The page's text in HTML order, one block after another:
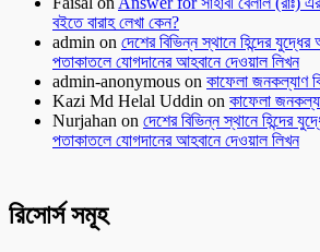
বইতে বারাহ লেখা কেন?
admin on দেশের বিভিন্ন স্থানে হিন্দের
পতাকাতলে যোগদানের আহবানে দেওয়াল লিখন
admin-anonymous on কাফেলা জনকল্যাণ
Kazi Md Helal Uddin on কাফেলা
Nurjahan on দেশের বিভিন্ন স্থানে হিন্দের
পতাকাতলে যোগদানের আহবানে দেওয়াল লিখন
রিসোর্স সমূহ